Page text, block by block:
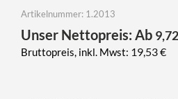
Artikelnummer: 1.2013
Unser Nettopreis: Ab 9,72
Bruttopreis, inkl. Mwst: 19,53€